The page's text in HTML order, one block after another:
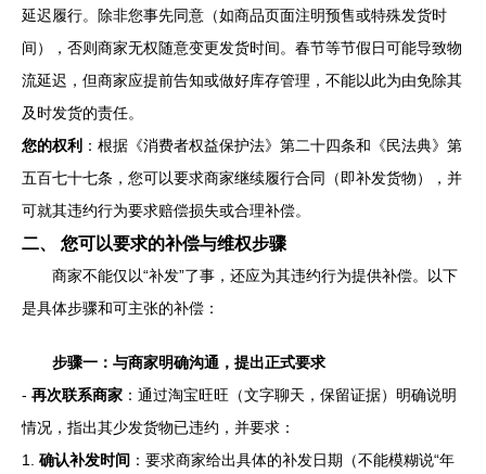
延迟履行。除非您事先同意（如商品页面注明预售或特殊发货时
间），否则商家无权随意变更发货时间。春节等节假日可能导致物
流延迟，但商家应提前告知或做好库存管理，不能以此为由免除其
及时发货的责任。
您的权利 ：根据《消费者权益保护法》第二十四条和《民法典》第
五百七十七条，您可以要求商家继续履行合同（即补发货物），并
可就其违约行为要求赔偿损失或合理补偿。
二、 您可以要求的补偿与维权步骤
商家不能仅以“补发”了事，还应为其违约行为提供补偿。以下
是具体步骤和可主张的补偿：
步骤一：与商家明确沟通，提出正式要求
- 再次联系商家 ：通过淘宝旺旺（文字聊天，保留证据）明确说明
情况，指出其少发货物已违约，并要求：
1. 确认补发时间 ：要求商家给出具体的补发日期（不能模糊说“年